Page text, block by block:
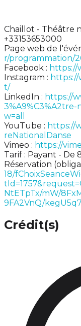
Chaillot - Théâtre
+33153653000
Page web de
r/programmation/
Facebook : https://
Instagram :
t/
LinkedIn : https://
w=all
YouTube : https://
reNationalDanse
Vimeo : https://
Tarif : Payant - De
Réservation
18/
NtETpTx/mW/
9FA2VnQ/
Crédit(s)